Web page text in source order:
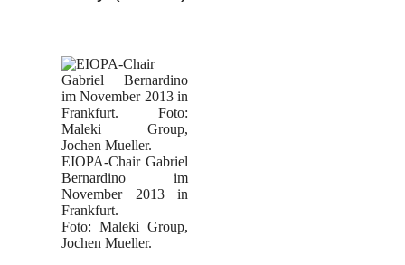
EIOPA-Chair Gabriel
Bernardino im
November 2013 in
Frankfurt.
Foto: Maleki Group,
Jochen Mueller.